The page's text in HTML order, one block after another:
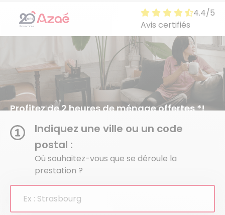
4.4 sur 5
4.4/5
Avis certifiés
Profitez de 2 heures de ménage offertes *!
Indiquez une ville ou un code
postal :
Où souhaitez-vous que se déroule la
prestation ?